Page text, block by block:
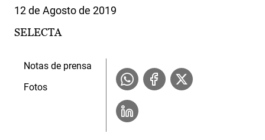
12 de Agosto de 2019
SELECTA
Notas de prensa
Fotos